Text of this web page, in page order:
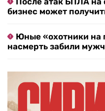
бизнес может
Юные «охотники на
насмерть забили